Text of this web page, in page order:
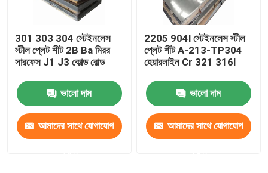
301 303 304 স্টেইনলেস
স্টীল প্লেট শীট 2B Ba মিরর
সারফেস J1 J3 কোল্ড রোল্ড
ভালো দাম
আমাদের সাথে যোগাযোগ
2205 904l স্টেইনলেস স্টীল
প্লেট শীট A-213-TP304
হেয়ারলাইন Cr 321 316l
ভালো দাম
আমাদের সাথে যোগাযোগ